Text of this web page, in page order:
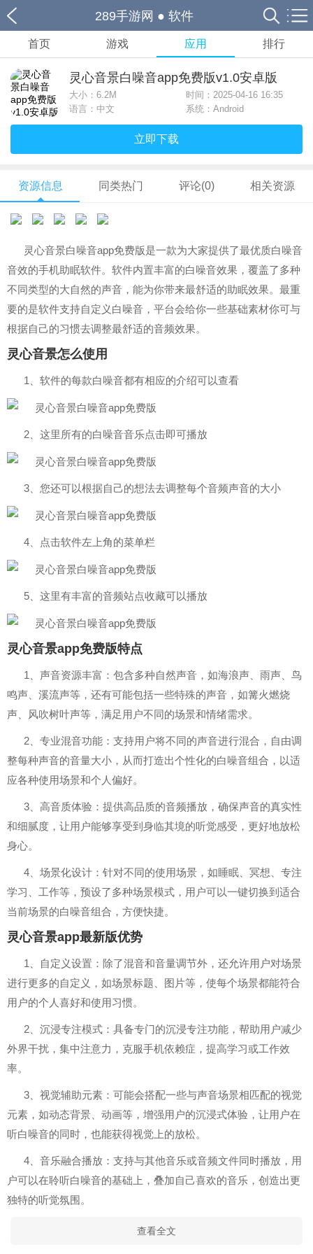
289手游网 ● 软件
首页 游戏 应用 排行
灵心音景白噪音app免费版v1.0安卓版
大小： 6.2M
时间：2025-04-16 16:35
语言：中文
系统：Android
立即下载
资源信息 同类热门 评论(0) 相关资源
灵心音景白噪音app免费版是一款为大家提供了最优质白噪音
音效的手机助眠软件。软件内置丰富的白噪音效果，覆盖了多种
不同类型的大自然的声音，能为你带来最舒适的助眠效果。最重
要的是软件支持自定义白噪音，平台会给你一些基础素材你可与
根据自己的习惯去调整最舒适的音频效果。
灵心音景怎么使用
1、软件的每款白噪音都有相应的介绍可以查看
2、这里所有的白噪音音乐点击即可播放
3、您还可以根据自己的想法去调整每个音频声音的大小
4、点击软件左上角的菜单栏
5、这里有丰富的音频站点收藏可以播放
灵心音景app免费版特点
1、声音资源丰富：包含多种自然声音，如海浪声、雨声、鸟
鸣声、溪流声等，还有可能包括一些特殊的声音，如篝火燃烧
声、风吹树叶声等，满足用户不同的场景和情绪需求。
2、专业混音功能：支持用户将不同的声音进行混合，自由调
整每种声音的音量大小，从而打造出个性化的白噪音组合，以适
应各种使用场景和个人偏好。
3、高音质体验：提供高品质的音频播放，确保声音的真实性
和细腻度，让用户能够享受到身临其境的听觉感受，更好地放松
身心。
4、场景化设计：针对不同的使用场景，如睡眠、冥想、专注
学习、工作等，预设了多种场景模式，用户可以一键切换到适合
当前场景的白噪音组合，方便快捷。
灵心音景app最新版优势
1、自定义设置：除了混音和音量调节外，还允许用户对场景
进行更多的自定义，如场景标题、图片等，使每个场景都能符合
用户的个人喜好和使用习惯。
2、沉浸专注模式：具备专门的沉浸专注功能，帮助用户减少
外界干扰，集中注意力，克服手机依赖症，提高学习或工作效
率。
3、视觉辅助元素：可能会搭配一些与声音场景相匹配的视觉
元素，如动态背景、动画等，增强用户的沉浸式体验，让用户在
听白噪音的同时，也能获得视觉上的放松。
4、音乐融合播放：支持与其他音乐或音频文件同时播放，用
户可以在聆听白噪音的基础上，叠加自己喜欢的音乐，创造出更
独特的听觉氛围。
查看全文